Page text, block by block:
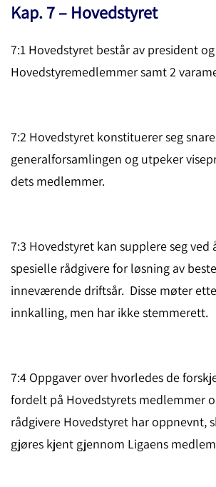
Kap. 7 – Hovedstyret
7:1 Hovedstyret består av president
Hovedstyremedlemmer samt 2
7:2 Hovedstyret konstituerer seg
general­for­samlin­gen og utpeker
dets medlemmer.
7:3 Hovedstyret kan supplere seg ved
spesielle rådgivere for løsning av
inneværende driftsår. Disse møter
innkalling, men har ikke stem­merett.
7:4 Oppgaver over hvorledes de
fordelt på Hoved­styrets medlem­mer
rådgivere Hovedstyret har oppnevnt,
gjøres kjent gjennom Liga­ens